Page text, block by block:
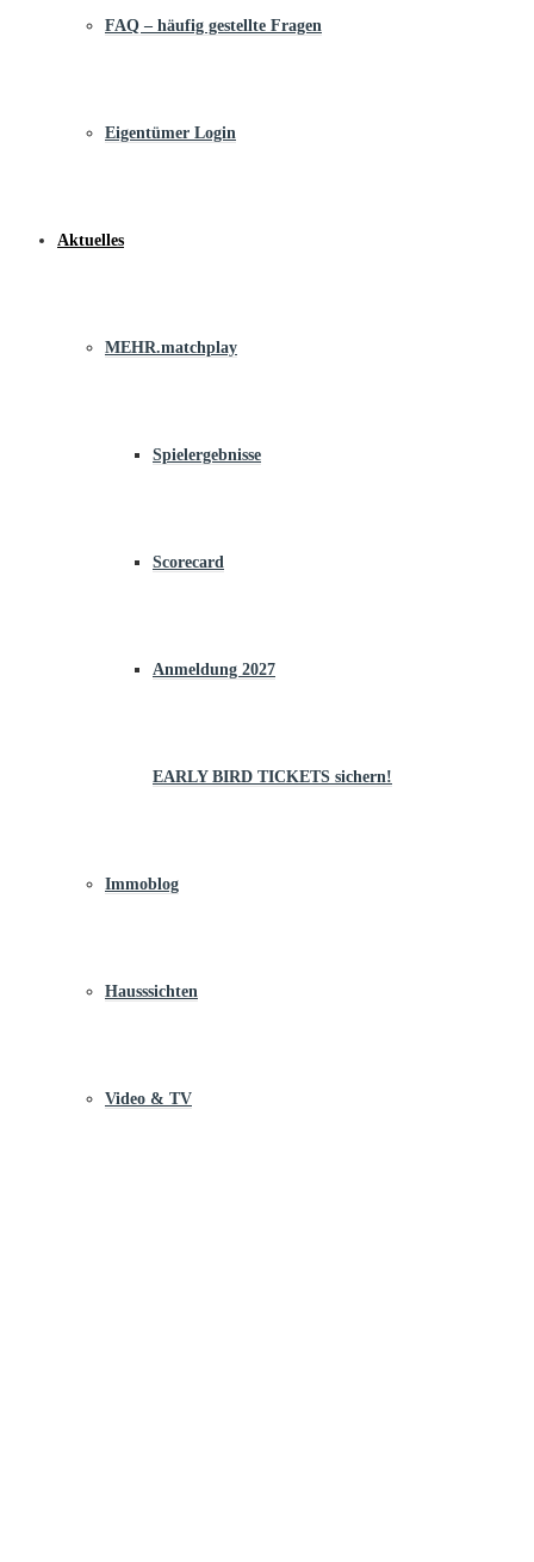
FAQ – häufig gestellte Fragen
Eigentümer Login
Aktuelles
MEHR.matchplay
Spielergebnisse
Scorecard
Anmeldung 2027
EARLY BIRD TICKETS sichern!
Immoblog
Hausssichten
Video & TV